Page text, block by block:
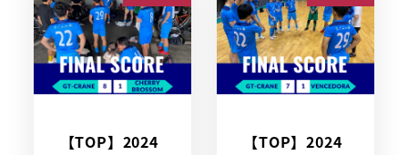
【TOP】2024
【TOP】2024